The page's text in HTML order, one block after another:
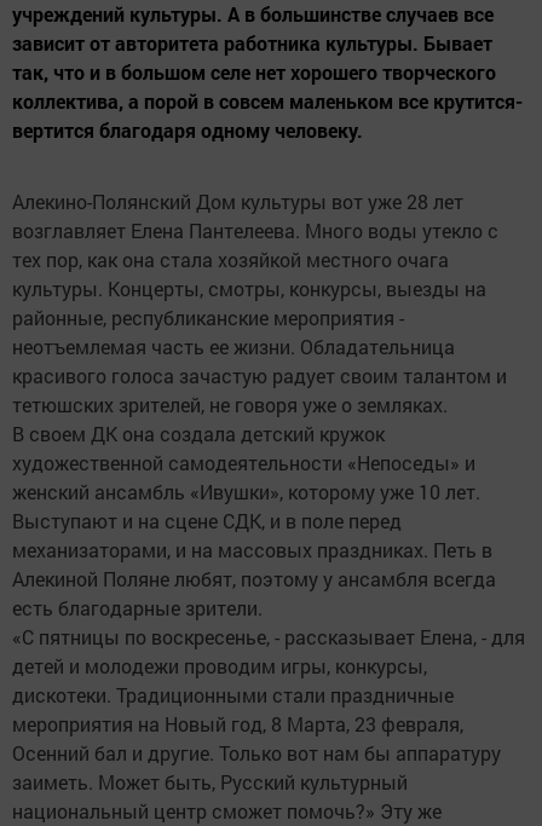
учреждений культуры. А в большинстве случаев все
зависит от авторитета работника культуры. Бывает
так, что и в большом селе нет хорошего творческого
коллектива, а порой в совсем маленьком все крутится-
вертится благодаря одному человеку.
Алекино-Полянский Дом культуры вот уже 28 лет
возглавляет Елена Пантелеева. Много воды утекло с
тех пор, как она стала хозяйкой местного очага
культуры. Концерты, смотры, конкурсы, выезды на
районные, респуб­ликанские мероприятия -
неотъемлемая часть ее жизни. Обладательница
красивого голоса зачастую радует своим талантом и
тетюшских зрителей, не говоря уже о земляках.
В своем ДК она создала детский кружок
художественной самодеятельности «Непоседы» и
женский ансамбль «Ивушки», которому уже 10 лет.
Выступают и на сцене СДК, и в поле перед
механизаторами, и на массовых праздниках. Петь в
Алекиной Поляне любят, поэтому у ансамбля всегда
есть благодарные зрители.
«С пятницы по воскресенье, - рассказывает Елена, - для
детей и молодежи проводим игры, конкурсы,
дискотеки. Традиционными стали праздничные
мероприятия на Новый год, 8 Марта, 23 февраля,
Осенний бал и другие. Только вот нам бы аппаратуру
заиметь. Может быть, Русский культурный
национальный центр сможет помочь?» Эту же